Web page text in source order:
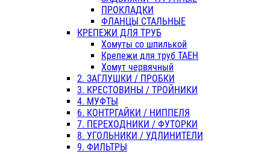
ПРОКЛАДКИ
ФЛАНЦЫ СТАЛЬНЫЕ
КРЕПЕЖИ ДЛЯ ТРУБ
Хомуты со шпилькой
Крепежи для труб ТАЕН
Хомут червячный
2. ЗАГЛУШКИ / ПРОБКИ
3. КРЕСТОВИНЫ / ТРОЙНИКИ
4. МУФТЫ
6. КОНТРГАЙКИ / НИППЕЛЯ
7. ПЕРЕХОДНИКИ / ФУТОРКИ
8. УГОЛЬНИКИ / УДЛИНИТЕЛИ
9. ФИЛЬТРЫ